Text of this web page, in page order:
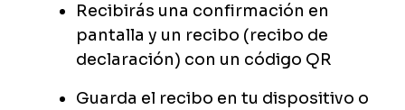
Recibirás una confirmación en
pantalla y un recibo (recibo de
declaración) con un código QR
Guarda el recibo en tu dispositivo o